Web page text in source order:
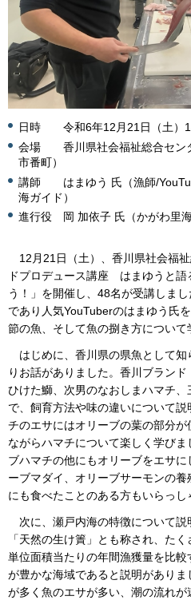
日時 令和6年12月21日（土）
会場 香川県社会福祉総合セン
市番町）
講師 はまゆう 氏（漁師/
海ガイド）
進行役 岡 加依子 氏（かがわ里海
12月21日（土）、香川県社会福
ドプロデュース講座 はまゆうと語
う！」を開催し、48名が受講しま
であり人気YouTuberのはまゆう氏
節の魚、そして魚の捌き方について
はじめに、香川県の県魚として知
りお話がありました。香川ブラン
ひけた鰤、次男のなおしまハマチ
で、飼育方法や味の違いについて
チのエサにはオリーブの葉の部分が
ながらハマチについて楽しく学び
ブハマチの他にもオリーブをエサ
ーブマダイ、オリーブサーモンの
にも食べたことのある方もいらっし
次に、瀬戸内海の特徴について説
「天然の生け簀」とも称され、た
単位面積当たりの年間漁獲量を比
が豊かな海域であると説明がありま
が多く魚のエサが多い、潮の流れ